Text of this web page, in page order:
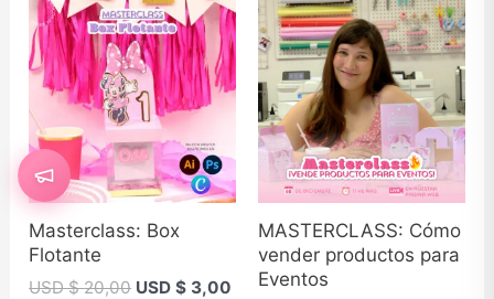
Masterclass: Box
Flotante
USD $20,00 USD $ 3,00
MASTERCLASS: Cómo
vender productos para
Eventos